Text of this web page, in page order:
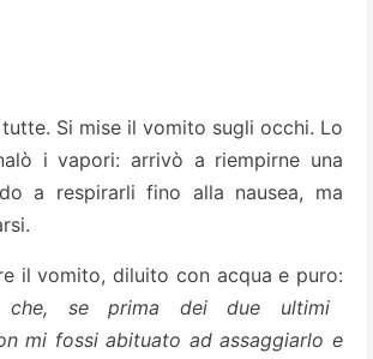
Si mise il vomito sugli occhi. Lo
i vapori: arrivò a riempirne una
a respirarli fino alla nausea, ma
il vomito, diluito con acqua e puro:
che, se prima dei due ultimi
mi fossi abituato ad assaggiarlo e